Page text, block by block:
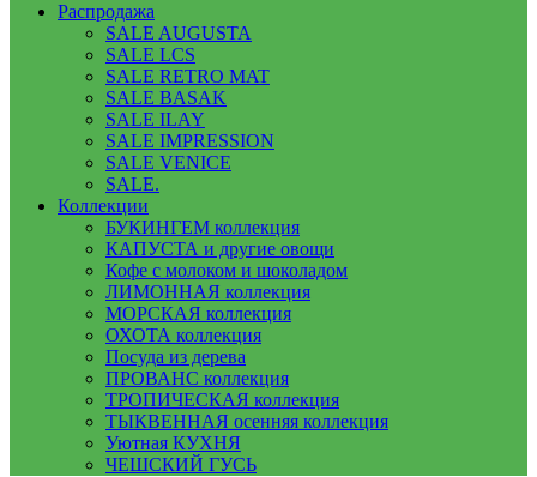
Распродажа
SALE AUGUSTA
SALE LCS
SALE RETRO MAT
SALE BASAK
SALE ILAY
SALE IMPRESSION
SALE VENICE
SALE.
Коллекции
БУКИНГЕМ коллекция
КАПУСТА и другие овощи
Кофе с молоком и шоколадом
ЛИМОННАЯ коллекция
МОРСКАЯ коллекция
ОХОТА коллекция
Посуда из дерева
ПРОВАНС коллекция
ТРОПИЧЕСКАЯ коллекция
ТЫКВЕННАЯ осенняя коллекция
Уютная КУХНЯ
ЧЕШСКИЙ ГУСЬ